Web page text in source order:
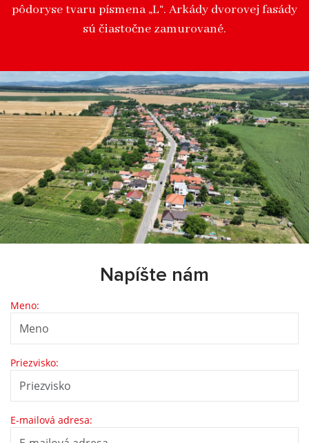
pôdoryse tvaru písmena „L“. Arkády dvorovej fasády
sú čiastočne zamurované.
Napíšte nám
Meno:
Priezvisko:
E-mailová adresa: